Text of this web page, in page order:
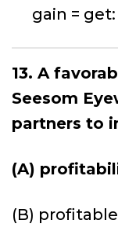
gain =
13. A
Seesom
partners to
(A)
(B) profitable